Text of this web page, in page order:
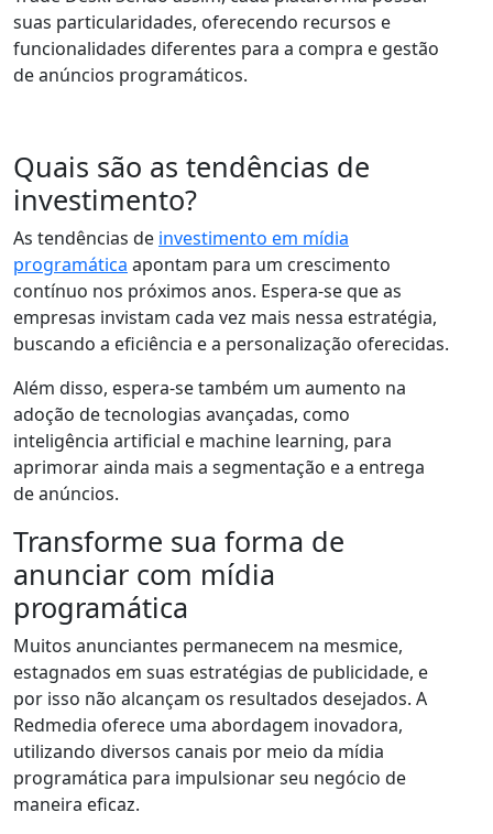
suas particularidades, oferecendo recursos e
funcionalidades diferentes para a compra e gestão
de anúncios programáticos.
Quais são as tendências de
investimento?
As tendências de investimento em mídia
programática apontam para um crescimento
contínuo nos próximos anos. Espera-se que as
empresas invistam cada vez mais nessa estratégia,
buscando a eficiência e a personalização oferecidas.
Além disso, espera-se também um aumento na
adoção de tecnologias avançadas, como
inteligência artificial e machine learning, para
aprimorar ainda mais a segmentação e a entrega
de anúncios.
Transforme sua forma de
anunciar com mídia
programática
Muitos anunciantes permanecem na mesmice,
estagnados em suas estratégias de publicidade, e
por isso não alcançam os resultados desejados. A
Redmedia oferece uma abordagem inovadora,
utilizando diversos canais por meio da mídia
programática para impulsionar seu negócio de
maneira eficaz.